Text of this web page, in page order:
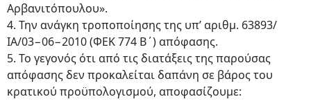
Αρβανιτόπουλου».
4. Την ανάγκη τροποποίησης της υπ’ αριθμ. 63893/
ΙΑ/03−06−2010 (ΦΕΚ 774 Β΄) απόφασης.
5. Το γεγονός ότι από τις διατάξεις της παρούσας
απόφασης δεν προκαλείται δαπάνη σε βάρος του
κρατικού προϋπολογισμού, αποφασίζουμε: